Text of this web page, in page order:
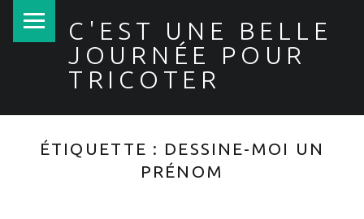
C'EST UNE BELLE
JOURNÉE POUR
TRICOTER
ÉTIQUETTE : DESSINE-MOI UN
PRÉNOM